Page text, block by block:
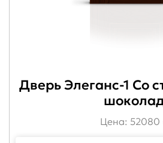
Дверь Элеганс-1 Со
Цена: 52080